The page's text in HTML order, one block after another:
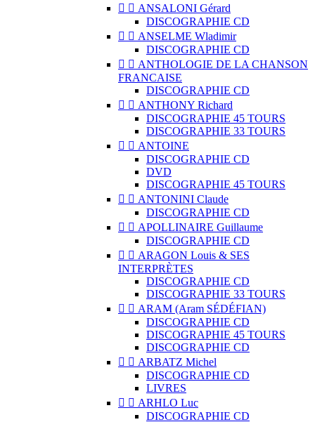
  ANSALONI Gérard
DISCOGRAPHIE CD
  ANSELME Wladimir
DISCOGRAPHIE CD
  ANTHOLOGIE DE LA CHANSON
FRANCAISE
DISCOGRAPHIE CD
  ANTHONY Richard
DISCOGRAPHIE 45 TOURS
DISCOGRAPHIE 33 TOURS
  ANTOINE
DISCOGRAPHIE CD
DVD
DISCOGRAPHIE 45 TOURS
  ANTONINI Claude
DISCOGRAPHIE CD
  APOLLINAIRE Guillaume
DISCOGRAPHIE CD
  ARAGON Louis & SES
INTERPRÈTES
DISCOGRAPHIE CD
DISCOGRAPHIE 33 TOURS
  ARAM (Aram SÉDÉFIAN)
DISCOGRAPHIE CD
DISCOGRAPHIE 45 TOURS
DISCOGRAPHIE CD
  ARBATZ Michel
DISCOGRAPHIE CD
LIVRES
  ARHLO Luc
DISCOGRAPHIE CD